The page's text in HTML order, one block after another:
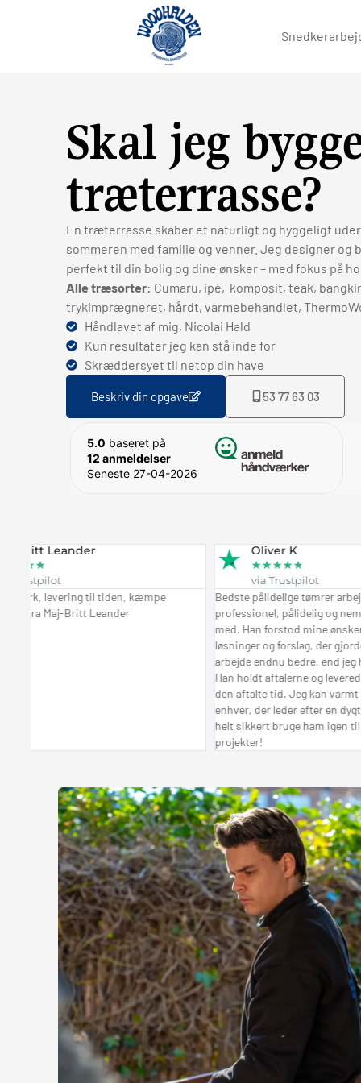
Skal jeg
træterrasse?
En træterrasse skaber et naturligt og hyggeligt
sommeren med familie og venner. Jeg designer og
perfekt til din bolig og dine ønsker – med fokus på
Alle træsorter: Cumaru, ipé, komposit, teak,
trykimprægneret, hårdt, varmebehandlet,
Håndlavet af mig, Nicolai Hald
Kun resultater jeg kan stå inde for
Skræddersyet til netop din have
Beskriv din opgave 53 77 63 03
5.0 baseret på
12 anmeldelser
Seneste 27-04-2026
Leander
levering til tiden, kæmpe
Maj-Britt Leander
Oliver K
★★ ★★
via Trustpilot
Bedste pålidelige tømrer arbejde!
professionel, pålidelig og nem at
med. Han forstod mine ønsker og
løsninger og forslag, der gjorde det
arbejde endnu bedre, end jeg havde
Han holdt aftalerne og leverede
den aftalte tid. Jeg kan varmt
enhver, der leder efter en dygtig
helt sikkert bruge ham igen til
projekter!